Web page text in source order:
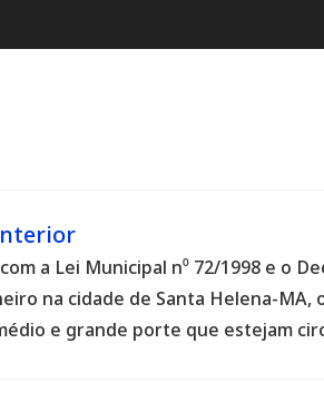
a Lei Municipal n⁰ 72/1998 e o
na cidade de Santa Helena-
e grande porte que estejam